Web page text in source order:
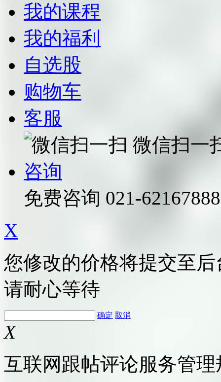
我的课程
我的福利
自选股
购物车
客服
微信扫一
咨询
免费咨询 021-62167888
X
您修改的价格将提交至
请耐心等待
确定 取消
X
互联网跟帖评论服务管理